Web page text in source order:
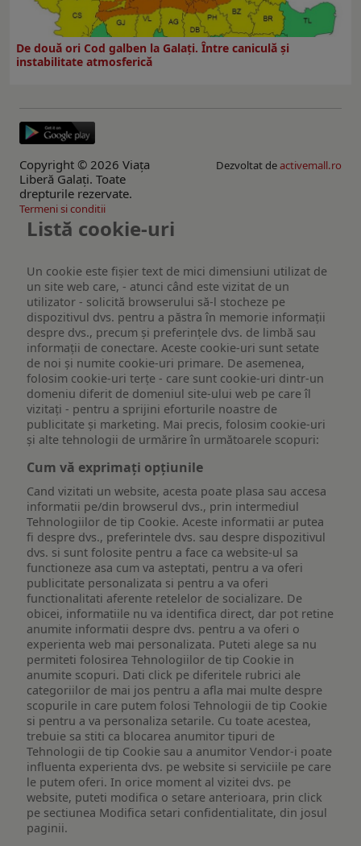
De două ori Cod galben la Galaţi. Între caniculă şi
instabilitate atmosferică
Copyright © 2026 Viaţa
Liberă Galaţi. Toate
drepturile rezervate.
Dezvoltat deactivemall.ro
Termeni si conditii
Listă cookie-uri
Un cookie este fişier text de mici dimensiuni utilizat de
un site web care, - atunci când este vizitat de un
utilizator - solicită browserului să-l stocheze pe
dispozitivul dvs. pentru a păstra în memorie informații
despre dvs., precum și preferințele dvs. de limbă sau
informații de conectare. Aceste cookie-uri sunt setate
de noi și numite cookie-uri primare. De asemenea,
folosim cookie-uri terțe - care sunt cookie-uri dintr-un
domeniu diferit de domeniul site-ului web pe care îl
vizitați - pentru a sprijini eforturile noastre de
publicitate și marketing. Mai precis, folosim cookie-uri
și alte tehnologii de urmărire în următoarele scopuri:
Cum vă exprimați opțiunile
Cand vizitati un website, acesta poate plasa sau accesa
informatii pe/din browserul dvs., prin intermediul
Tehnologiilor de tip Cookie. Aceste informatii ar putea
fi despre dvs., preferintele dvs. sau despre dispozitivul
dvs. si sunt folosite pentru a face ca website-ul sa
functioneze asa cum va asteptati, pentru a va oferi
publicitate personalizata si pentru a va oferi
functionalitati aferente retelelor de socializare. De
obicei, informatiile nu va identifica direct, dar pot retine
anumite informatii despre dvs. pentru a va oferi o
experienta web mai personalizata. Puteti alege sa nu
permiteti folosirea Tehnologiilor de tip Cookie in
anumite scopuri. Dati click pe diferitele rubrici ale
categoriilor de mai jos pentru a afla mai multe despre
scopurile in care putem folosi Tehnologii de tip Cookie
si pentru a va personaliza setarile. Cu toate acestea,
trebuie sa stiti ca blocarea anumitor tipuri de
Tehnologii de tip Cookie sau a anumitor Vendor-i poate
influenta experienta dvs. pe website si serviciile pe care
le putem oferi. In orice moment al vizitei dvs. pe
website, puteti modifica o setare anterioara, prin click
pe sectiunea Modifica setari confidentialitate, din josul
paginii.